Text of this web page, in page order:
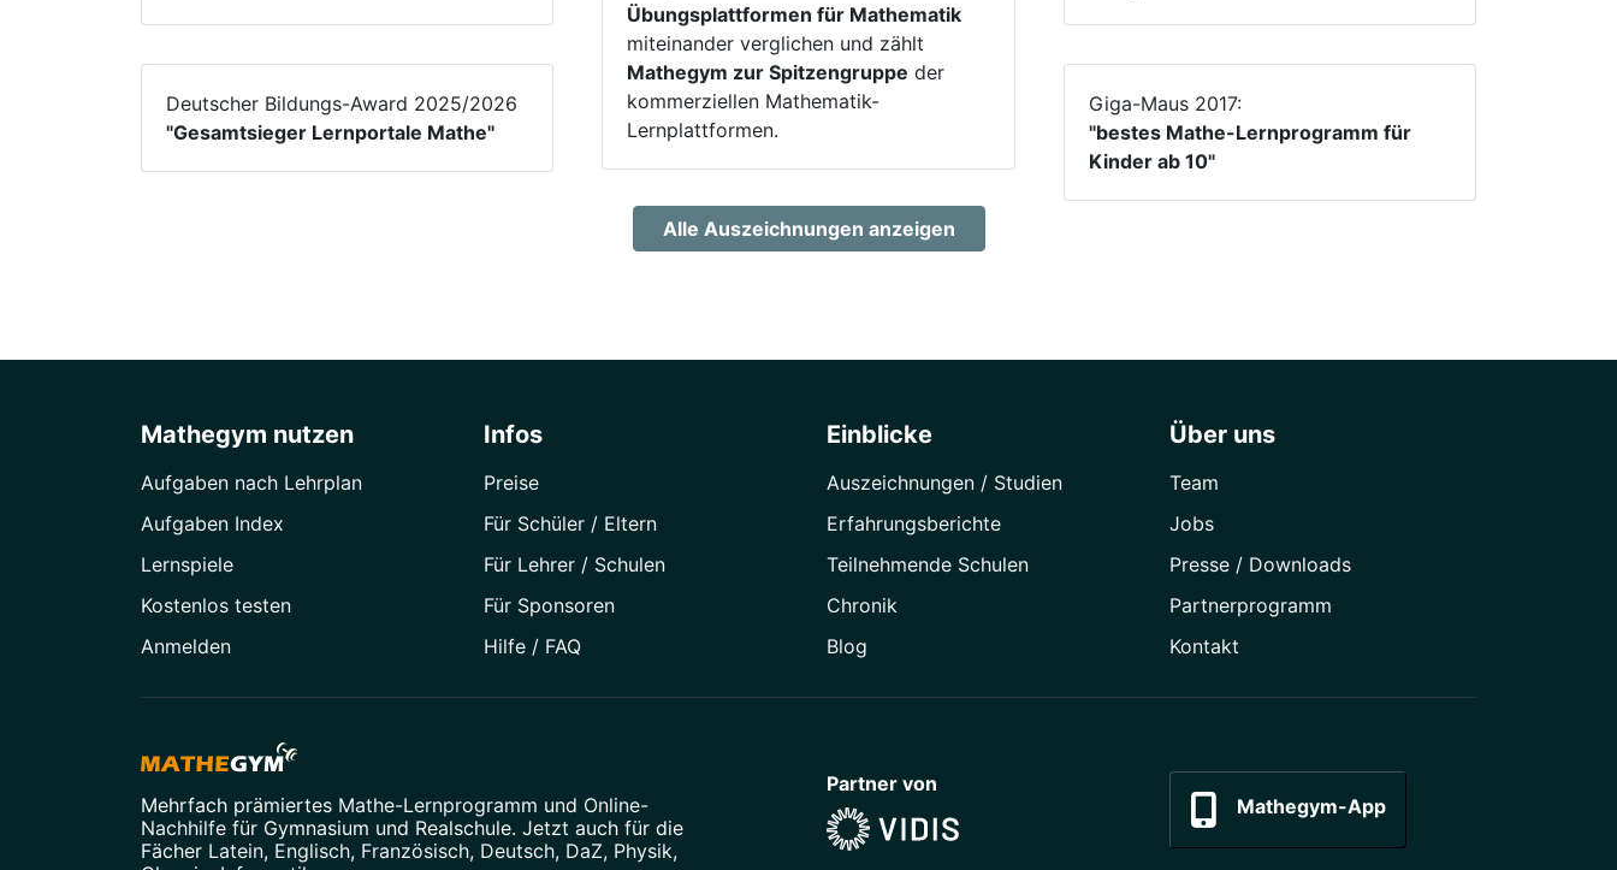
Deutscher Bildungs-Award 2025/2026
"Gesamtsieger Lernportale Mathe"
Übungsplattformen für Mathematik
miteinander verglichen und zählt
Mathegym zur Spitzengruppe der
kommerziellen Mathematik-
Lernplattformen.
Giga-Maus 2017:
"bestes Mathe-Lernprogramm für
Kinder ab 10"
Alle Auszeichnungen anzeigen
Mathegym nutzen
Aufgaben nach Lehrplan
Aufgaben Index
Lernspiele
Kostenlos testen
Anmelden
Infos
Preise
Für Schüler / Eltern
Für Lehrer / Schulen
Für Sponsoren
Hilfe / FAQ
Einblicke
Auszeichnungen / Studien
Erfahrungsberichte
Teilnehmende Schulen
Chronik
Blog
Über uns
Team
Jobs
Presse / Downloads
Partner­programm
Kontakt
Mehrfach prämiertes Mathe-Lernprogramm und Online-
Nachhilfe für Gymnasium und Realschule. Jetzt auch für die
Fächer Latein, Englisch, Französisch, Deutsch, DaZ, Physik,
Partner von
Mathegym-App